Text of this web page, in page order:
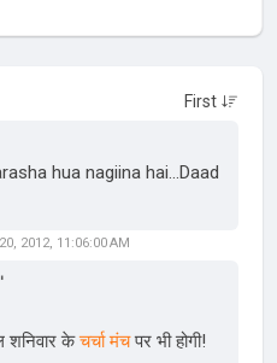
hua nagiina hai...Daad
2012, 11:06:00 AM
शनिवार केचर्चा मंचपर भी होगी!